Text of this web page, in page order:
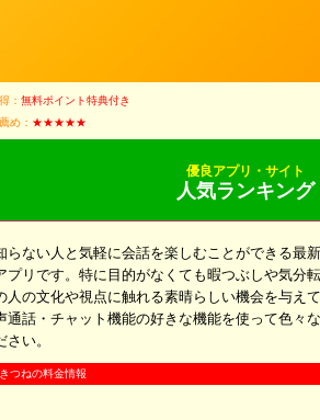
： 無料ポイント特典付き
め： ★★★★★
優良アプリ・サイト
人気ランキング
らない人と気軽に会話を楽しむことができる最
プリです。特に目的がなくても暇つぶしや気分
人の文化や視点に触れる素晴らしい機会を与え
通話・チャット機能の好きな機能を使って色々
さい。
きつねの料金情報